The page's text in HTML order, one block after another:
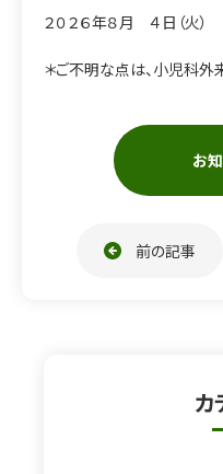
２０２６年８月 ４日（火
＊ご不明な点は、小児科外
お
前の記事
カ